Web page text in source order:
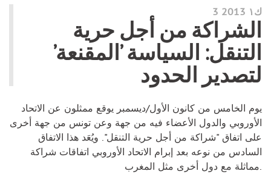
articles annee 3 ك١ 2013
الشراكة من أجل حرية
التنقل: السياسة ’المقنعة’
لتصدير الحدود
يوم الخامس من كانون الأول/ديسمبر يوقع ممثلون عن الاتحاد
الأوروبي والدول الأعضاء فيه من جهة وعن تونس من جهة أخرى
على اتفاق "شراكة من أجل حرية التنقل". ويُعَد هذا الاتفاق
السادس من نوعه بعد إبرام الاتحاد الأوروبي اتفاقات شراكة